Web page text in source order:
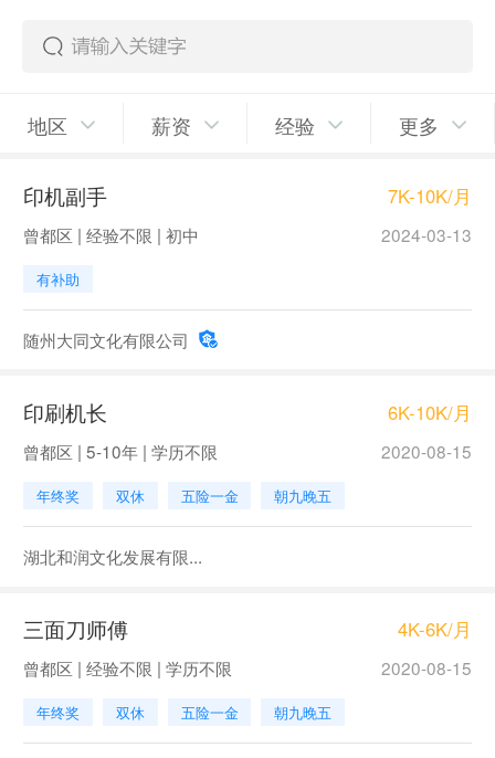
地区 薪资 经验 更多
印机副手 7K-10K/月
曾都区 | 经验不限 | 初中 2024-03-13
有补助
随州大同文化有限公司
印刷机长 6K-10K/月
曾都区 | 5-10年 | 学历不限 2020-08-15
年终奖 双休 五险一金 朝九晚五
湖北和润文化发展有限...
三面刀师傅 4K-6K/月
曾都区 | 经验不限 | 学历不限 2020-08-15
年终奖 双休 五险一金 朝九晚五